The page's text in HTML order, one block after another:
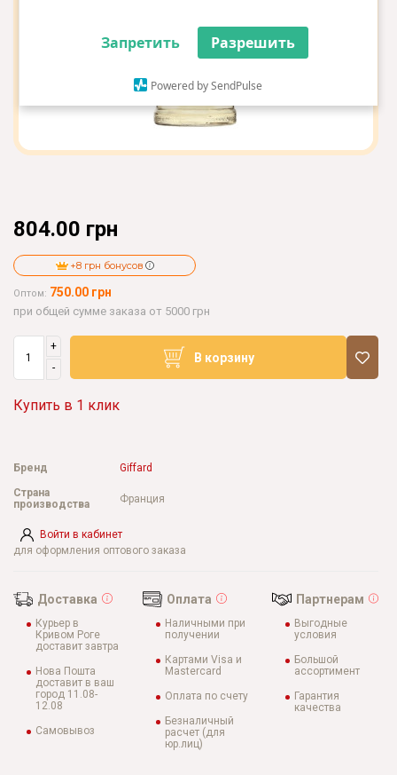
Запретить Разрешить
Powered by SendPulse
804.00 грн
+8 грн бонусов
Оптом: 750.00 грн
при общей сумме заказа от 5000 грн
+
-
В корзину
Купить в 1 клик
Войти в кабинет
для оформления оптового заказа
Бренд
Giffard
Страна
производства
Франция
Доставка
Курьер в
Кривом Роге
доставит завтра
Нова Пошта
доставит в ваш
город 11.08-
12.08
Самовывоз
Оплата
Наличными при
получении
Картами Visa и
Mastercard
Оплата по счету
Безналичный
расчет (для
юр.лиц)
Партнерам
Выгодные
условия
Большой
ассортимент
Гарантия
качества